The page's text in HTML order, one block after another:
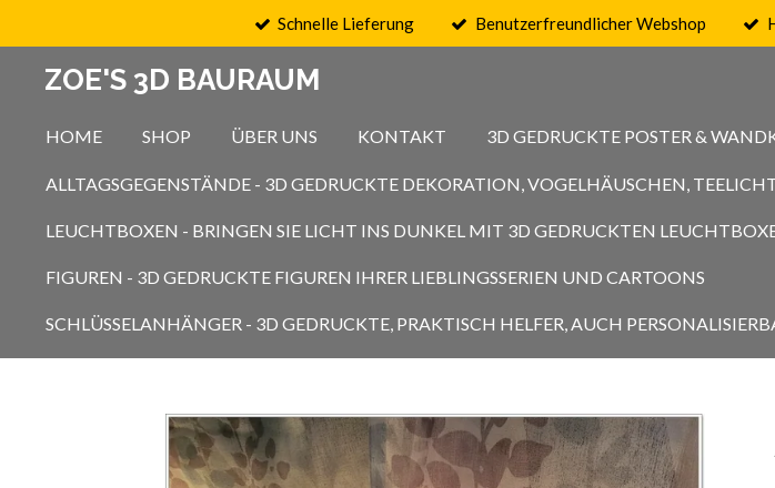
springen
Schnelle Lieferung Benutzerfreundlicher Webshop
ZOE'S 3D BAURAUM
HOME SHOP ÜBER UNS KONTAKT 3D GEDRUCKTE POSTER &
ALLTAGSGEGENSTÄNDE - 3D GEDRUCKTE DEKORATION, VOGELHÄUSCHEN,
LEUCHTBOXEN - BRINGEN SIE LICHT INS DUNKEL MIT 3D GEDRUCKTEN
FIGUREN - 3D GEDRUCKTE FIGUREN IHRER LIEBLINGSSERIEN UND CARTOONS
SCHLÜSSELANHÄNGER - 3D GEDRUCKTE, PRAKTISCH HELFER, AUCH